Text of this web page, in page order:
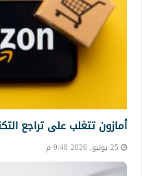
أمازون تتغلب على تراجع
25 يونيو, 2026 9:48 م